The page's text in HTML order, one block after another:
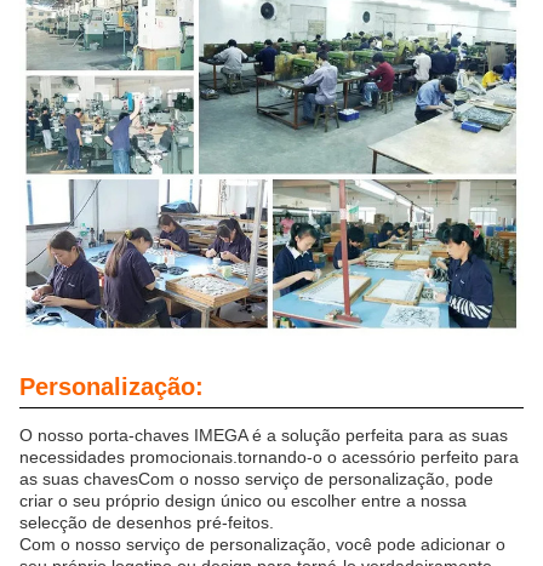
Personalização:
O nosso porta-chaves IMEGA é a solução perfeita para as suas
necessidades promocionais.tornando-o o acessório perfeito para
as suas chavesCom o nosso serviço de personalização, pode
criar o seu próprio design único ou escolher entre a nossa
selecção de desenhos pré-feitos.
Com o nosso serviço de personalização, você pode adicionar o